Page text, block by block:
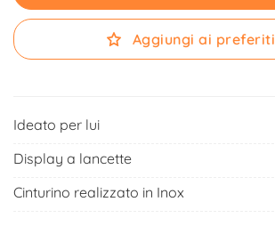
Aggiungi ai preferiti
Ideato per lui
Display a lancette
Cinturino realizzato in Inox